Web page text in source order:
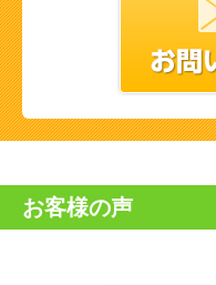
お客様の声